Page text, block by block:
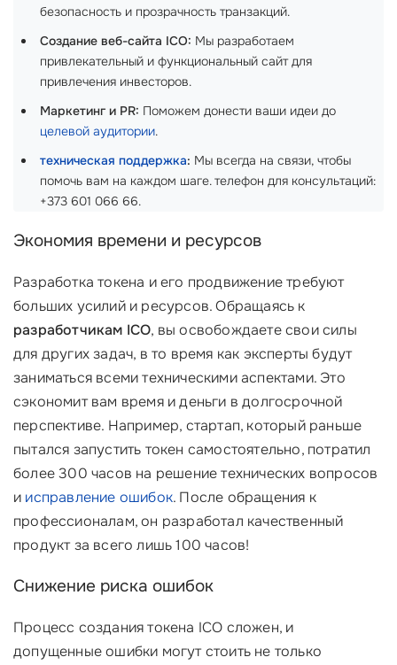
безопасность и прозрачность транзакций.
Создание веб-сайта ICO: Мы разработаем
привлекательный и функциональный сайт для
привлечения инвесторов.
Маркетинг и PR: Поможем донести ваши идеи до
целевой аудитории.
техническая поддержка: Мы всегда на связи, чтобы
помочь вам на каждом шаге. телефон для консультаций:
+373 601 066 66.
Экономия времени и ресурсов
Разработка токена и его продвижение требуют
больших усилий и ресурсов. Обращаясь к
разработчикам ICO, вы освобождаете свои силы
для других задач, в то время как эксперты будут
заниматься всеми техническими аспектами. Это
сэкономит вам время и деньги в долгосрочной
перспективе. Например, стартап, который раньше
пытался запустить токен самостоятельно, потратил
более 300 часов на решение технических вопросов
и исправление ошибок. После обращения к
профессионалам, он разработал качественный
продукт за всего лишь 100 часов!
Снижение риска ошибок
Процесс создания токена ICO сложен, и
допущенные ошибки могут стоить не только